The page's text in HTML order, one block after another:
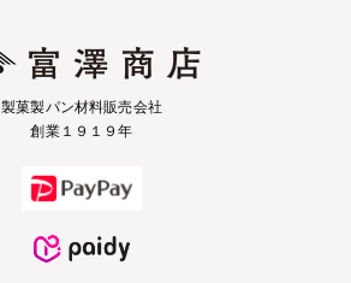
製菓製パン材料販売会社
創業１９１９年